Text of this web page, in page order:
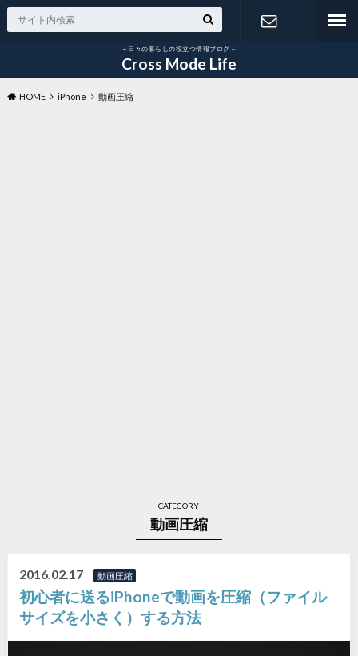
～日々の暮らしの役立つ情報ブログ～
Cross Mode Life
HOME iPhone 動画圧縮
CATEGORY
動画圧縮
2016.02.17 動画圧縮
初心者に送るiPhoneで動画を圧縮（ファイル
サイズを小さく）する方法